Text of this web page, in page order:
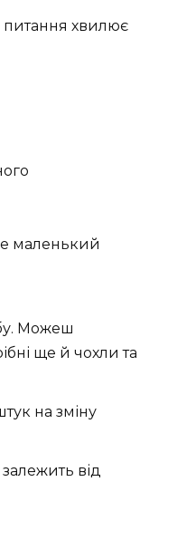
хвилює
маленький
Можеш
ще й чохли та
на зміну
залежить від